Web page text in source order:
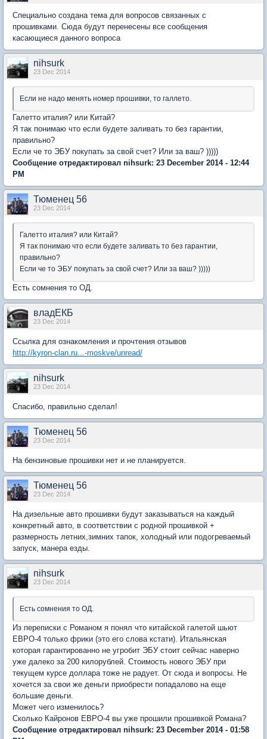
Специально создана тема для вопросов связанных с
прошивками. Сюда будут перенесены все сообщения
касающиеся данного вопроса
nihsurk
23 Dec 2014
Если не надо менять номер прошивки, то галлето.
Галетто италия? или Китай?
Я так понимаю что если будете заливать то без гарантии,
правильно?
Если че то ЭБУ покупать за свой счет? Или за ваш? )))))
Сообщение отредактировал nihsurk: 23 December 2014 - 12:44
PM
Тюменец 56
23 Dec 2014
Галетто италия? или Китай?
Я так понимаю что если будете заливать то без гарантии,
правильно?
Если че то ЭБУ покупать за свой счет? Или за ваш? )))))
Есть сомнения то ОД.
владЕКБ
23 Dec 2014
Ссылка для ознакомления и прочтения отзывов
http://kyron-clan.ru...-moskve/unread/
nihsurk
23 Dec 2014
Спасибо, правильно сделал!
Тюменец 56
23 Dec 2014
На бензиновые прошивки нет и не планируется.
Тюменец 56
23 Dec 2014
На дизельные авто прошивки будут заказываться на каждый
конкретный авто, в соответствии с родной прошивкой +
размерность летних,зимних тапок, холодный или подогреваемый
запуск, манера езды.
nihsurk
23 Dec 2014
Есть сомнения то ОД.
Из переписки с Романом я понял что китайской галетой шьют
ЕВРО-4 только фрики (это его слова кстати). Итальянская
которая гарантированно не угробит ЭБУ стоит сейчас наверно
уже далеко за 200 килорублей. Стоимость нового ЭБУ при
текущем курсе доллара тоже не радует. От сюда и вопросы. Не
хочется за свои же деньги приобрести попадалово на еще
большие деньги.
Может чего изменилось?
Сколько Кайронов ЕВРО-4 вы уже прошили прошивкой Романа?
Сообщение отредактировал nihsurk: 23 December 2014 - 01:58